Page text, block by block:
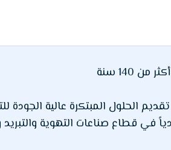
140 سنة
الحلول المبتكرة عالية الجودة
في قطاع صناعات التهوية